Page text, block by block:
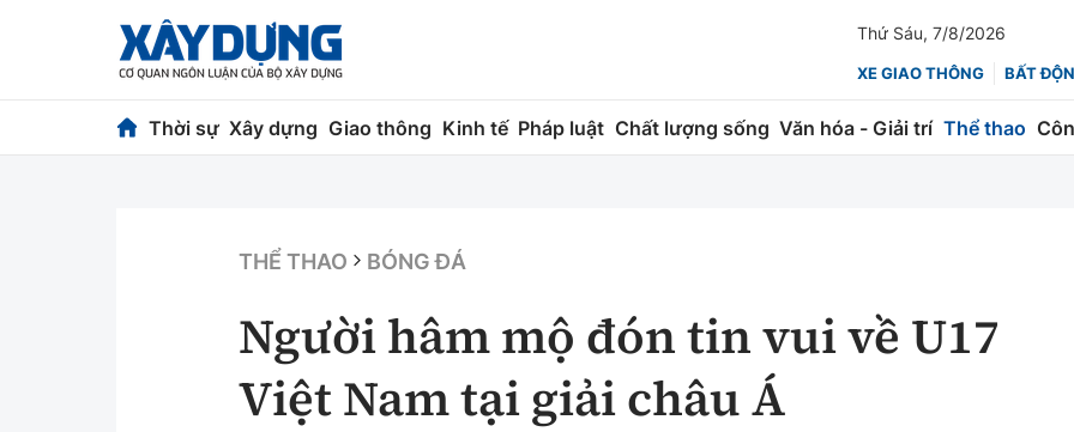
Thứ Sáu, 7/8/2026
XE GIAO THÔNG BẤT
Thời sự Xây dựng Giao thông Kinh tế Pháp luật Chất lượng sống Văn hóa - Giải trí Thể thao
Chuyện dọc đường
Chỉ đạo điều hành
Vật liệu xây dựng
Giám định chất lượng
Hàng không
Đường sắt
Chứng khoán
THỂ THAO BÓNG ĐÁ
Người hâm mộ đón tin vui về U17
Việt Nam tại giải châu Á